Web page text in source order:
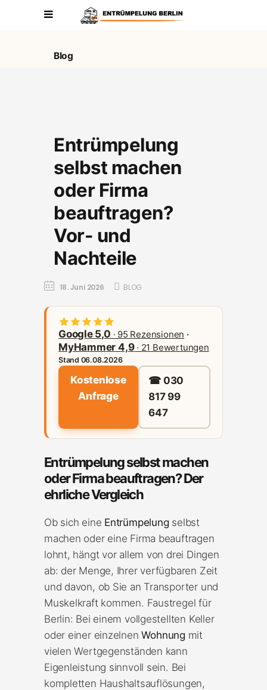
Blog
Entrümpelung
selbst machen
oder Firma
beauftragen?
Vor- und
Nachteile
18. Juni 2026 BLOG
Google 5,0 · 95 Rezensionen ·
MyHammer 4,9· 21 Bewertungen
Stand 06.08.2026
Kostenlose
Anfrage
☎ 030
817 99
647
Entrümpelung selbst machen
oder Firma beauftragen? Der
ehrliche Vergleich
Ob sich eine Entrümpelung selbst
machen oder eine Firma beauftragen
lohnt, hängt vor allem von drei Dingen
ab: der Menge, Ihrer verfügbaren Zeit
und davon, ob Sie an Transporter und
Muskelkraft kommen. Faustregel für
Berlin: Bei einem vollgestellten Keller
oder einer einzelnenWohnung mit
vielen Wertgegenständen kann
Eigenleistung sinnvoll sein. Bei
kompletten Haushaltsauflösungen,